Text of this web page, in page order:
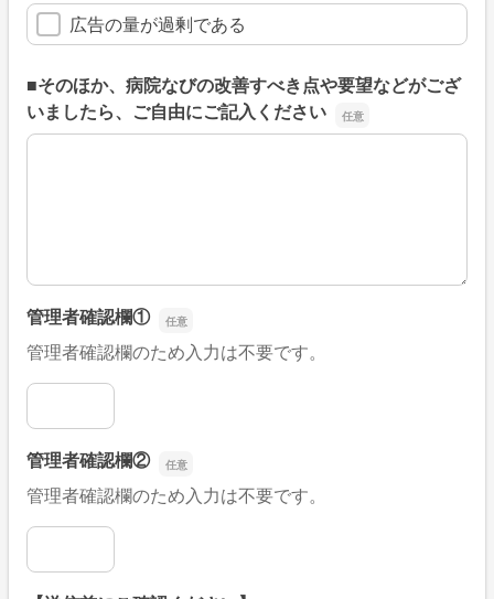
広告の量が過剰である
■そのほか、病院なびの改善すべき点や要望などがござ
いましたら、ご自由にご記入ください
■そのほか、病院なびの改善すべき点や要望などがござい
管理者確認欄①
管理者確認欄のため入力は不要です。
管理者確認欄①
管理者確認欄②
管理者確認欄のため入力は不要です。
管理者確認欄②